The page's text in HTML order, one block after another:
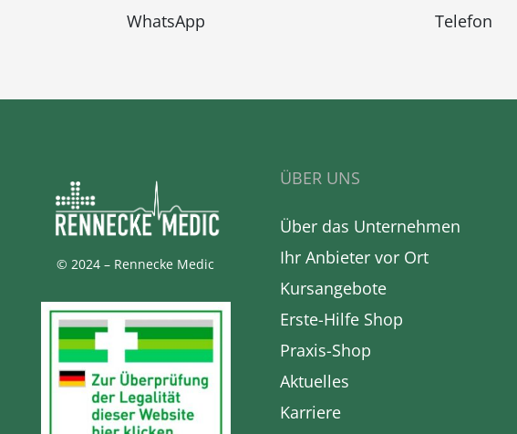
WhatsApp Telefon
© 2024 – Rennecke Medic
ÜBER UNS
Über das Unternehmen
Ihr Anbieter vor Ort
Kursangebote
Erste-Hilfe Shop
Praxis-Shop
Aktuelles
Karriere